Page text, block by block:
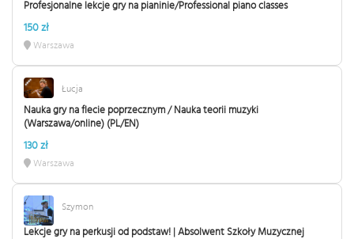
Profesjonalne lekcje gry na pianinie/Professional piano classes
150 zł
Warszawa
Łucja
Nauka gry na flecie poprzecznym / Nauka teorii muzyki
(Warszawa/online) (PL/EN)
130 zł
Warszawa
Szymon
Lekcje gry na perkusji od podstaw! | Absolwent Szkoły Muzycznej